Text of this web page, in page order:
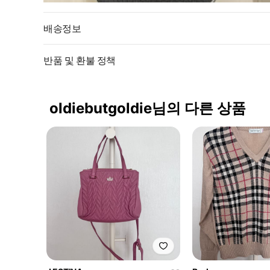
배송정보
반품 및 환불 정책
oldiebutgoldie님의 다른 상품